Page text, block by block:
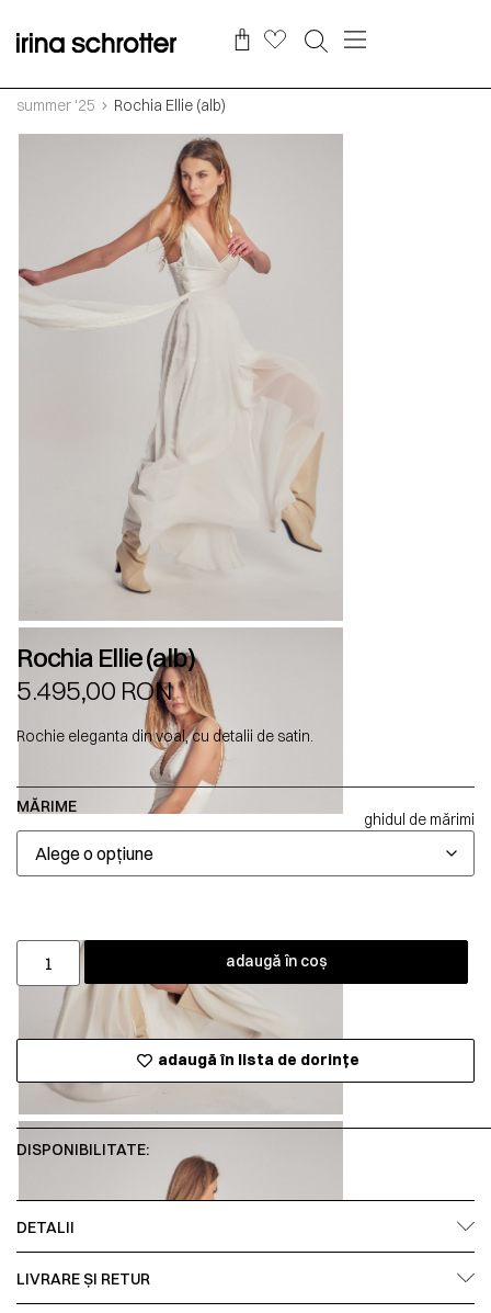
summer '25 Rochia Ellie (alb)
Rochia Ellie (alb)
5.495,00 RON
Rochie eleganta din voal, cu detalii de satin.
MĂRIME
ghidul de mărimi
adaugă în coș
adaugă în lista de dorințe
DISPONIBILITATE:
DETALII
LIVRARE ȘI RETUR